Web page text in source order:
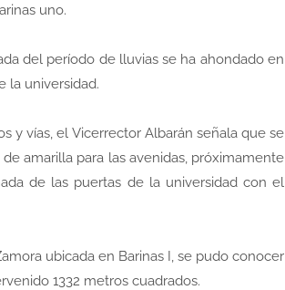
uno.
del período de lluvias se ha ahondado en
la universidad.
y vías, el Vicerrector Albarán señala que se
amarilla para las avenidas, próximamente
de las puertas de la universidad con el
ubicada en Barinas I, se pudo conocer
1332 metros cuadrados.